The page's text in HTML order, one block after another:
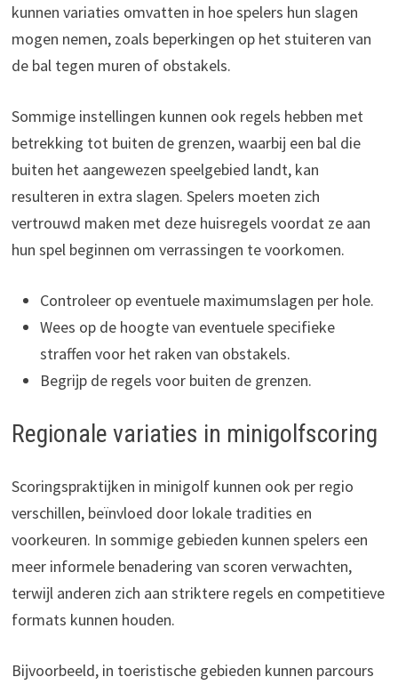
kunnen variaties omvatten in hoe spelers hun slagen
mogen nemen, zoals beperkingen op het stuiteren van
de bal tegen muren of obstakels.
Sommige instellingen kunnen ook regels hebben met
betrekking tot buiten de grenzen, waarbij een bal die
buiten het aangewezen speelgebied landt, kan
resulteren in extra slagen. Spelers moeten zich
vertrouwd maken met deze huisregels voordat ze aan
hun spel beginnen om verrassingen te voorkomen.
Controleer op eventuele maximumslagen per hole.
Wees op de hoogte van eventuele specifieke
straffen voor het raken van obstakels.
Begrijp de regels voor buiten de grenzen.
Regionale variaties in minigolfscoring
Scoringspraktijken in minigolf kunnen ook per regio
verschillen, beïnvloed door lokale tradities en
voorkeuren. In sommige gebieden kunnen spelers een
meer informele benadering van scoren verwachten,
terwijl anderen zich aan striktere regels en competitieve
formats kunnen houden.
Bijvoorbeeld, in toeristische gebieden kunnen parcours